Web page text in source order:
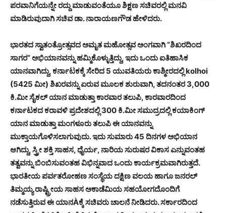
ಪರವಾನಿಗೆಯನ್ನೇ ರದ್ದು ಮಾಡುವಂತೆಯೂ ಶಿಕ್ಷಣ ಸಚಿವರಲ್ಲಿ ಮನವಿ
ಮಾಡಿರುವುದಾಗಿ ಸಚಿವ ಡಾ. ನಾರಾಯಣಗೌಡ ಹೇಳಿದರು.
ಭಾರತದ ಸ್ವಾತಂತ್ರೋತ್ಸವದ ಅಮೃತ ಮಹೋತ್ಸವ ಅಂಗವಾಗಿ “ಶಿಖರದಿಂದ
ಸಾಗರ” ಅಭಿಯಾನವನ್ನು ಹಮ್ಮಿಕೊಳ್ಳುತ್ತಿದ್ದು, ಇದು ಒಂದು ಐತಿಹಾಸಿಕ
ಯಾನವಾಗಿದ್ದು, ಕರ್ನಾಟಕಕ್ಕೆ ಸೇರಿದ 5 ಯುವತಿಯರು ಕಾಶ್ಮೀರದಲ್ಲಿ kolhoi
(5425 ಮೀ) ಶಿಖರವನ್ನು ಏರುವ ಮೂಲಕ ಶುರುವಾಗಿ, ತದನಂತರ 3,000
ಕಿ.ಮೀ ಸೈಕಲ್ ಯಾನ ಮಾಡುತ್ತಾ ಕಾರವಾರ ತಲುಪಿ, ಕಾರವಾರದಿಂದ
ಕರ್ನಾಟಕದ ಕರಾವಳಿ ಪ್ರದೇಶದಲ್ಲಿ 300 ಕಿ.ಮೀ ಸಮುದ್ರದಲ್ಲಿ ಕಯಾಕಿಂಗ್
ಯಾನ ಮಾಡುತ್ತಾ ಮಂಗಳೂರು ತಲುಪಿ ಈ ಯಾನವನ್ನು
ಮುಕ್ತಾಯಗೊಳಿಸಲಾಗುವುದು. ಇದು ಸುಮಾರು 45 ದಿನಗಳ ಅಭಿಯಾನ
ಆಗಿದ್ದು, ಸ್ತ್ರೀ ಶಕ್ತಿ ಸಾಹಸ, ಧೈರ್ಯ, ನಾರಿಯ ಸುರುಷರ ವಿಕಾಸ ಎನ್ನುವಂತಹ
ತತ್ವವನ್ನು ಬಿಂಬಿಸುವಂತಹ ವಿಭಿನ್ನವಾದ ಒಂದು ಕಾರ್ಯಕ್ರಮವಾಗಿರುತ್ತದೆ.
ಭಾರತೀಯ ಪರ್ವತರೋಹಣ ಸಂಸ್ಥೆಯ ದಕ್ಷಿಣ ವಲಯ ಹಾಗೂ ಜನರಲ್
ತಿಮ್ಮಯ್ಯ ರಾಷ್ಟ್ರೀಯ ಸಾಹಸ ಅಕಾಡೆಮಿಯ ಸಹಯೋಗದೊಂದಿಗೆ
ನಡೆಸುತ್ತಿರುವ ಈ ಯಾನÀಕ್ಕೆ ಸಚಿವರು ಚಾಲನೆ ನೀಡಿದರು. ಸರ್ಕಾರದಿಂದ